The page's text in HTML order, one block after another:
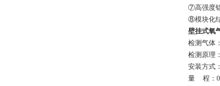
⑦高强度
⑧模块化
壁挂式氧
检测 气体
检测原理
安装方式
量
程：